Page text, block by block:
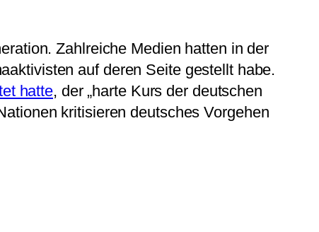
Zahlreiche Medien hatten in der
auf deren Seite gestellt habe.
hatte, der „harte Kurs der deutschen
kritisieren deutsches Vorgehen